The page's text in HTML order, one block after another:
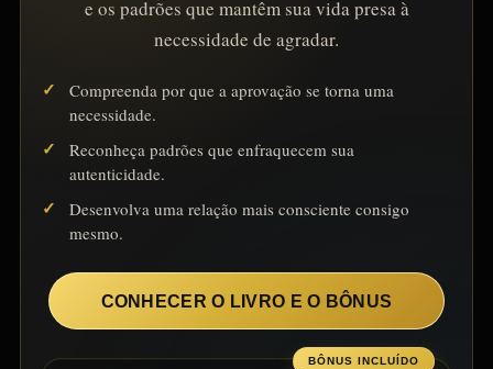
e os padrões que mantêm sua vida presa à
necessidade de agradar.
Compreenda por que a aprovação se torna uma
necessidade.
Reconheça padrões que enfraquecem sua
autenticidade.
Desenvolva uma relação mais consciente consigo
mesmo.
CONHECER O LIVRO E O BÔNUS
BÔNUS INCLUÍDO